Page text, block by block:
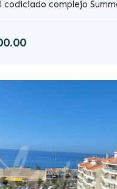
codiciado complejo